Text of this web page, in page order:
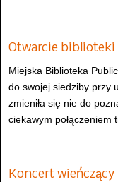
Otwarcie biblioteki
Miejska Biblioteka
do swojej siedziby przy
zmieniła się nie do
ciekawym połączeniem
Koncert